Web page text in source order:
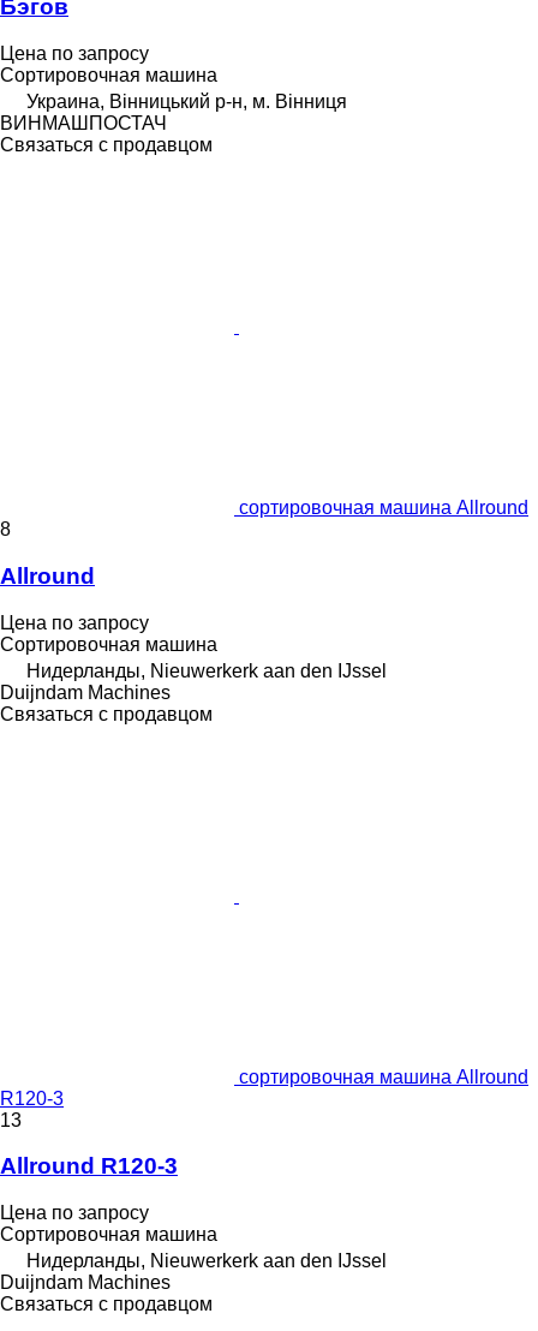
Бэгов
Цена по запросу
Сортировочная машина
Украина, Вінницький р-н, м. Вінниця
ВИНМАШПОСТАЧ
Связаться с продавцом
сортировочная машина Allround
8
Allround
Цена по запросу
Сортировочная машина
Нидерланды, Nieuwerkerk aan den IJssel
Duijndam Machines
Связаться с продавцом
сортировочная машина Allround
R120-3
13
Allround R120-3
Цена по запросу
Сортировочная машина
Нидерланды, Nieuwerkerk aan den IJssel
Duijndam Machines
Связаться с продавцом